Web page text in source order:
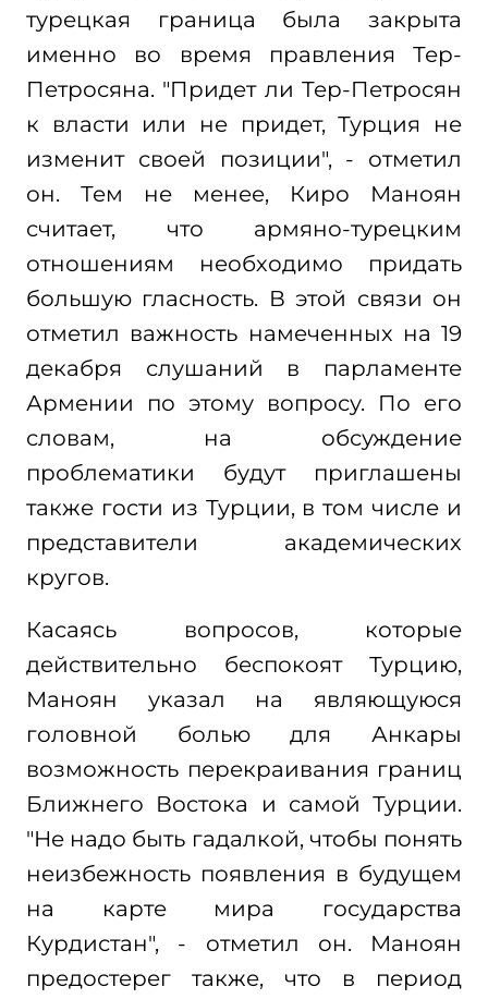
турецкая граница была закрыта
именно во время правления Тер-
Петросяна. "Придет ли Тер-Петросян
к власти или не придет, Турция не
изменит своей позиции", - отметил
он. Тем не менее, Киро Маноян
считает, что армяно-турецким
отношениям необходимо придать
большую гласность. В этой связи он
отметил важность намеченных на 19
декабря слушаний в парламенте
Армении по этому вопросу. По его
словам, на обсуждение
проблематики будут приглашены
также гости из Турции, в том числе и
представители академических
кругов.
Касаясь вопросов, которые
действительно беспокоят Турцию,
Маноян указал на являющуюся
головной болью для Анкары
возможность перекраивания границ
Ближнего Востока и самой Турции.
"Не надо быть гадалкой, чтобы понять
неизбежность появления в будущем
на карте мира государства
Курдистан", - отметил он. Маноян
предостерег также, что в период